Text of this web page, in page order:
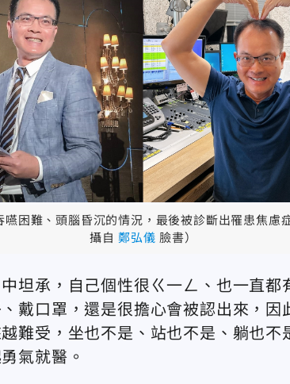
嚥困難、頭腦昏沉的情況，最後被診斷出罹患焦慮
攝自鄭弘儀 臉書）
坦承，自己個性很ㄍ一ㄥ、也一直
戴口罩，還是很擔心會被認出來，因
難受，坐也不是、站也不是、躺也不
氣就醫。